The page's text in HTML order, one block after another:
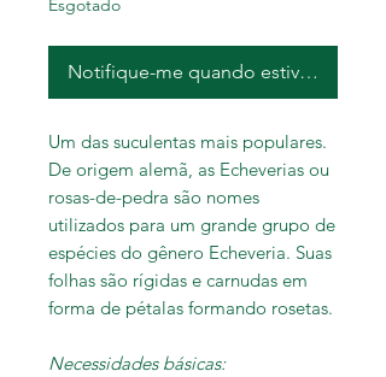
Esgotado
Notifique-me quando estiver
Um das suculentas mais populares.
De origem alemã, as Echeverias ou
rosas-de-pedra são nomes
utilizados para um grande grupo de
espécies do gênero Echeveria. Suas
folhas são rígidas e carnudas em
forma de pétalas formando rosetas.
Necessidades básicas: